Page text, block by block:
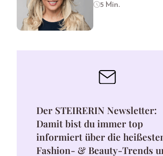
5 Min.
Der STEIRERIN Newsletter:
Damit bist du immer top
informiert über die
Fashion- & Beauty-Trends